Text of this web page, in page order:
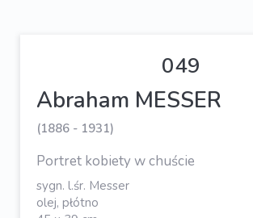
049
Abraham MESSER
(1886 - 1931)
Portret kobiety w chuście
sygn. l.śr. Messer
olej, płótno